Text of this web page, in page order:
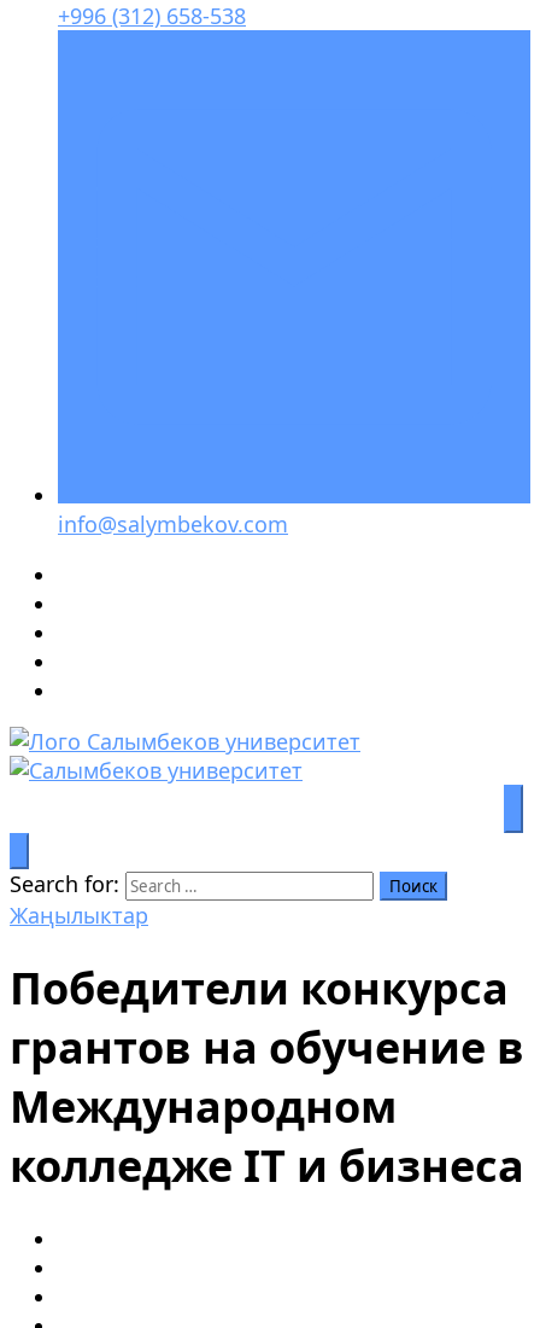
+996 (312) 658-538
info@salymbekov.com
Search for:
Жаңылыктар
Победители конкурса
грантов на обучение в
Международном
колледже IT и бизнеса